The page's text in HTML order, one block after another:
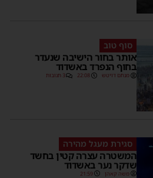
סוף טוב
אותר בחור הישיבה שנעדר
בחוף הנפרד באשדוד
מנחם דויטש 22:08 3 תגובות
סגירת מעגל מהירה
המשטרה עצרה קטין בחשד
שדקר נער באשדוד
משה קאהן 21:59